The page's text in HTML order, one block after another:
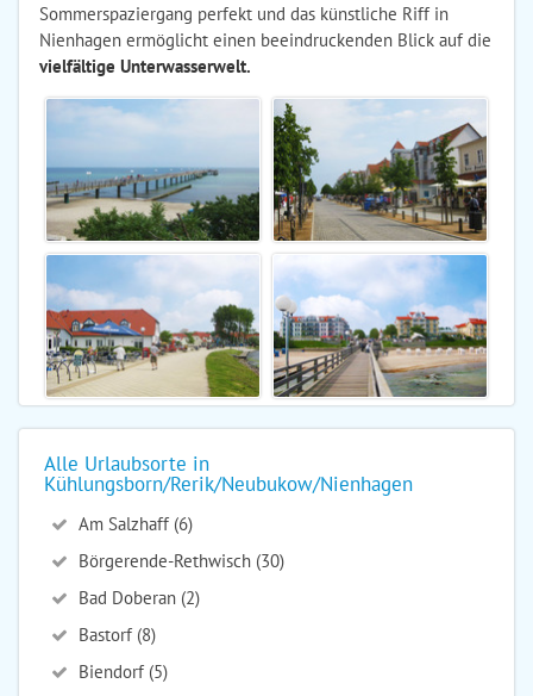
Sommerspaziergang perfekt und das künstliche Riff in
Nienhagen ermöglicht einen beeindruckenden Blick auf die
vielfältige Unterwasserwelt.
Alle Urlaubsorte in
Kühlungsborn/Rerik/Neubukow/Nienhagen
Am Salzhaff (6)
Börgerende-Rethwisch (30)
Bad Doberan (2)
Bastorf (8)
Biendorf (5)